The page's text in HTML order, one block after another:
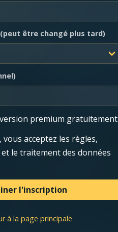
être changé plus tard)
version premium gratuitement
acceptez les règles,
le traitement des données
à la page principale